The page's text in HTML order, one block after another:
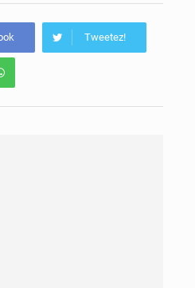
Tweetez!